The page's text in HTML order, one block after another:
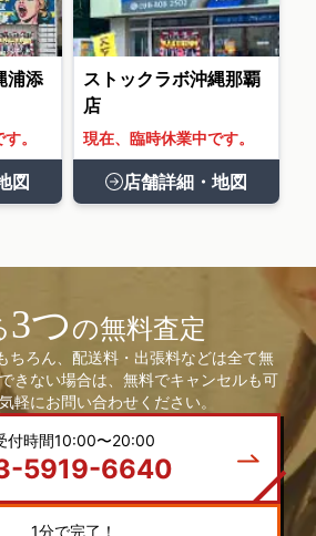
浦添
。
図
ストックラボ沖縄那覇
店
現在、臨時休業中です。
店舗詳細・地図
3つの無料査定
ちろん、配送料・出張料などは全て無
きない場合は、無料でキャンセルも可
軽にお問い合わせください。
付時間10:00〜20:00
5919-6640
1分で完了！